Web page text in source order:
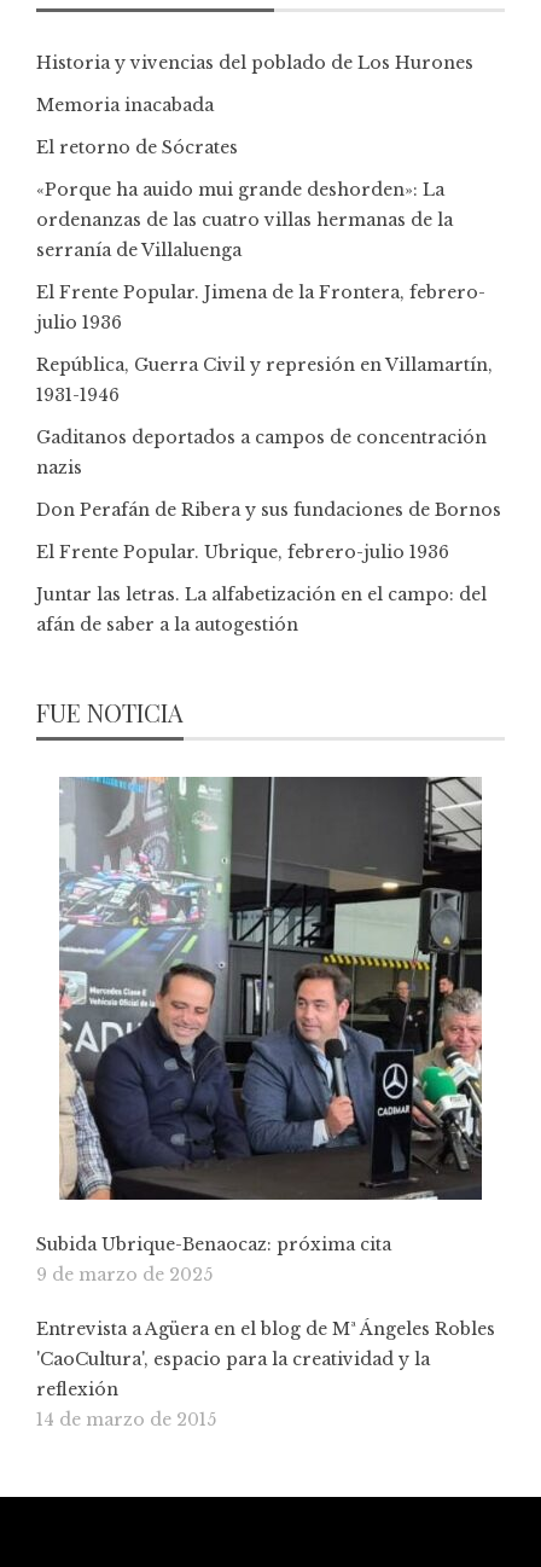
Historia y vivencias del poblado de Los Hurones
Memoria inacabada
El retorno de Sócrates
«Porque ha auido mui grande deshorden»: La
ordenanzas de las cuatro villas hermanas de la
serranía de Villaluenga
El Frente Popular. Jimena de la Frontera, febrero-
julio 1936
República, Guerra Civil y represión en Villamartín,
1931-1946
Gaditanos deportados a campos de concentración
nazis
Don Perafán de Ribera y sus fundaciones de Bornos
El Frente Popular. Ubrique, febrero-julio 1936
Juntar las letras. La alfabetización en el campo: del
afán de saber a la autogestión
FUE NOTICIA
Subida Ubrique-Benaocaz: próxima cita
9 de marzo de 2025
Entrevista a Agüera en el blog de Mª Ángeles Robles
'CaoCultura', espacio para la creatividad y la
reflexión
14 de marzo de 2015